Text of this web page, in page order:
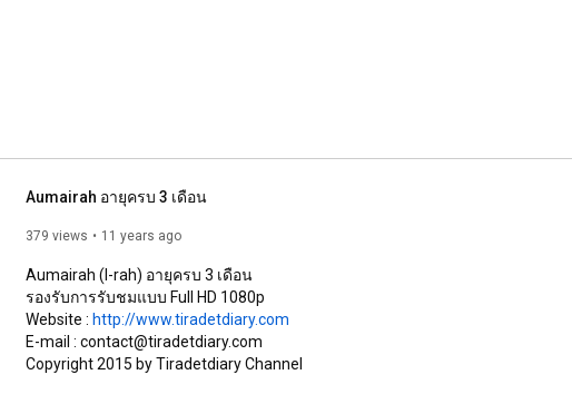
Aumairah อายุครบ 3 เดือน
379 views 11 years ago
Aumairah (I-rah) อายุครบ 3 เดือน
รองรับการรับชมแบบ Full HD 1080p
Website : http://www.tiradetdiary.com
E-mail : contact@tiradetdiary.com
Copyright 2015 by Tiradetdiary Channel